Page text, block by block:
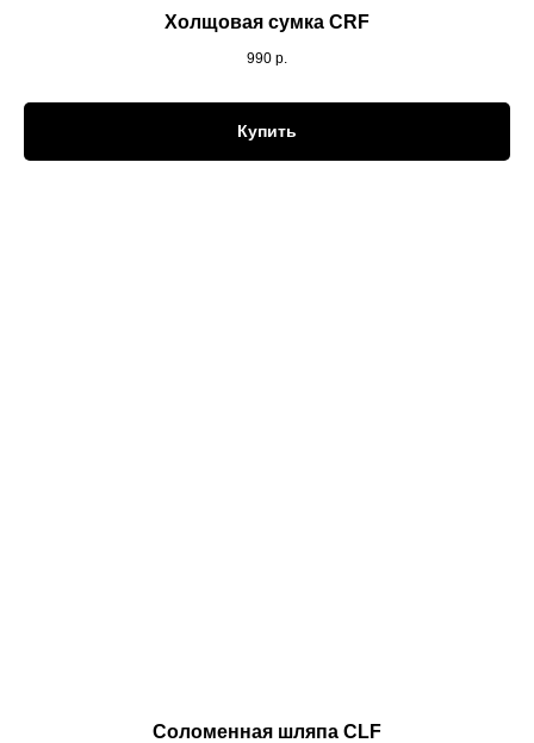
Холщовая сумка CRF
990 р.
Купить
Соломенная шляпа CLF